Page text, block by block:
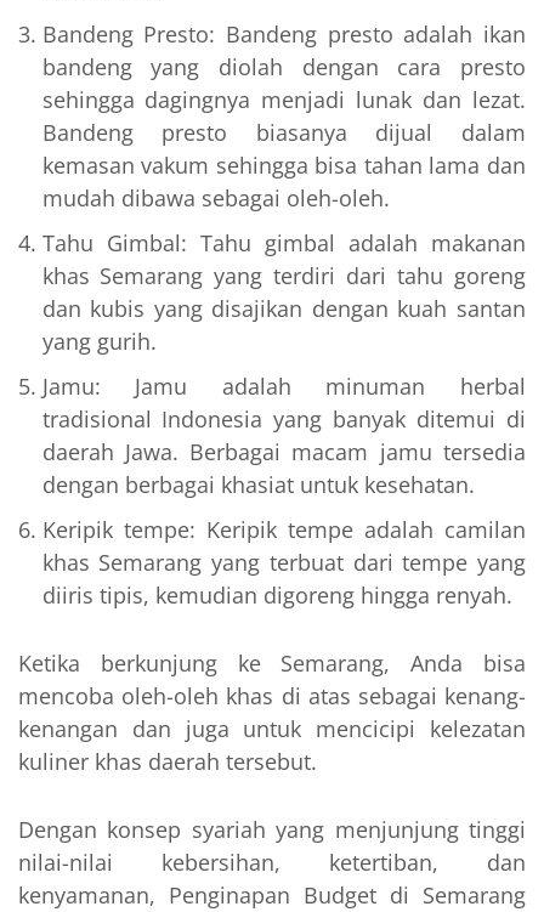
Bandeng Presto: Bandeng presto adalah ikan
bandeng yang diolah dengan cara presto
sehingga dagingnya menjadi lunak dan lezat.
Bandeng presto biasanya dijual dalam
kemasan vakum sehingga bisa tahan lama dan
mudah dibawa sebagai oleh-oleh.
Tahu Gimbal: Tahu gimbal adalah makanan
khas Semarang yang terdiri dari tahu goreng
dan kubis yang disajikan dengan kuah santan
yang gurih.
Jamu: Jamu adalah minuman herbal
tradisional Indonesia yang banyak ditemui di
daerah Jawa. Berbagai macam jamu tersedia
dengan berbagai khasiat untuk kesehatan.
Keripik tempe: Keripik tempe adalah camilan
khas Semarang yang terbuat dari tempe yang
diiris tipis, kemudian digoreng hingga renyah.
Ketika berkunjung ke Semarang, Anda bisa
mencoba oleh-oleh khas di atas sebagai kenang-
kenangan dan juga untuk mencicipi kelezatan
kuliner khas daerah tersebut.
Dengan konsep syariah yang menjunjung tinggi
nilai-nilai kebersihan, ketertiban, dan
kenyamanan, Penginapan Budget di Semarang